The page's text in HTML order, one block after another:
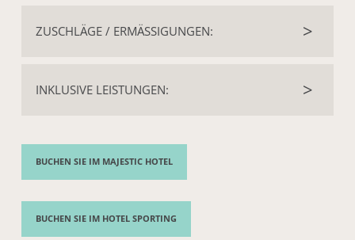
ZUSCHLÄGE / ERMÄSSIGUNGEN:
Kinderpreis 6–12 Jahre: 25,00 € (anstelle von Wein wird
INKLUSIVE LEISTUNGEN:
detaillierten Informationen zur Route
1 Weinverkostung in einem ausgewählten Weingut der
Euganeischen Hügel Weinroute
1 Verkostung des LikörsBrodo di Giuggiole
BUCHEN SIE IM MAJESTIC HOTEL
BUCHEN SIE IM HOTEL SPORTING